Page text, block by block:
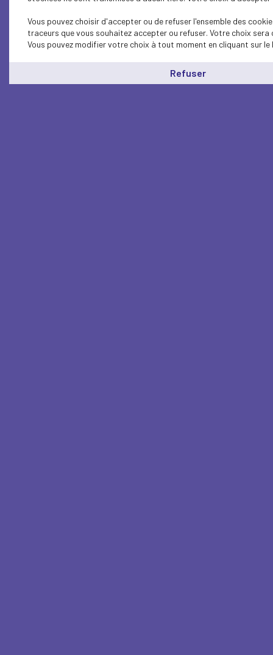
Vous pouvez choisir d'accepter ou de refuser l'ensemble des
traceurs que vous souhaitez accepter ou refuser. Votre choix
Vous pouvez modifier votre choix à tout moment en cliquant sur le
Refuser